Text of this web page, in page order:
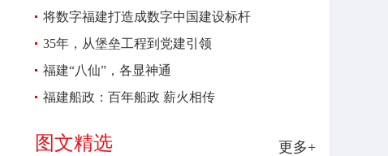
报
将数字福建打造成数字中国建设标杆
35年，从堡垒工程到党建引领
福建“八仙”，各显神通
福建船政：百年船政 薪火相传
更多+
图文精选